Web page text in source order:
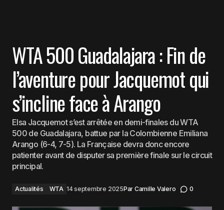
WTA 500 Guadalajara : Fin de
l’aventure pour Jacquemot qui
s’incline face à Arango
Elsa Jacquemot s’est arrêtée en demi-finales du WTA
500 de Guadalajara, battue par la Colombienne Emiliana
Arango (6-4, 7-5). La Française devra donc encore
patienter avant de disputer sa première finale sur le circuit
principal.
Actualités WTA 14 septembre 2025Par Camille Valero 0